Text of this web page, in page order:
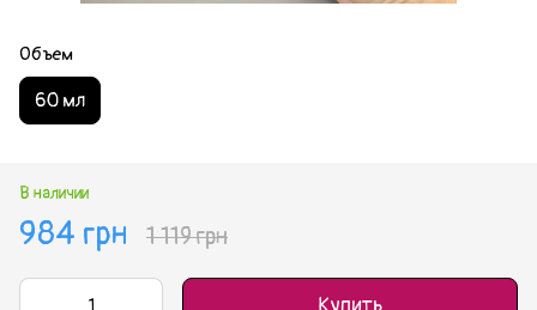
Объем
60 мл
В наличии
984 грн 1 119 грн